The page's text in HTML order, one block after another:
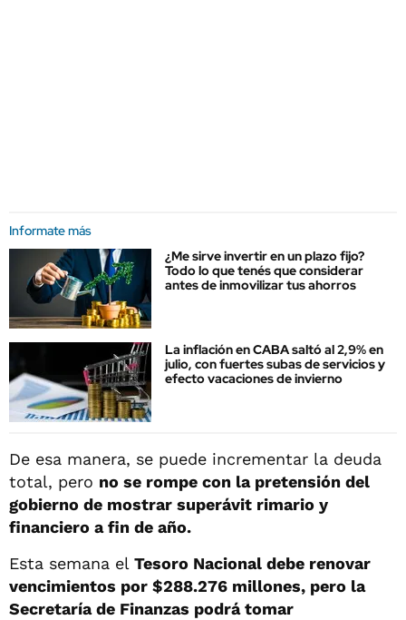
Informate más
¿Me sirve invertir en un plazo fijo?
Todo lo que tenés que considerar
antes de inmovilizar tus ahorros
La inflación en CABA saltó al 2,9% en
julio, con fuertes subas de servicios y
efecto vacaciones de invierno
De esa manera, se puede incrementar la deuda
total, pero no se rompe con la pretensión del
gobierno de mostrar superávit rimario y
financiero a fin de año.
Esta semana el Tesoro Nacional debe renovar
vencimientos por $288.276 millones, pero la
Secretaría de Finanzas podrá tomar